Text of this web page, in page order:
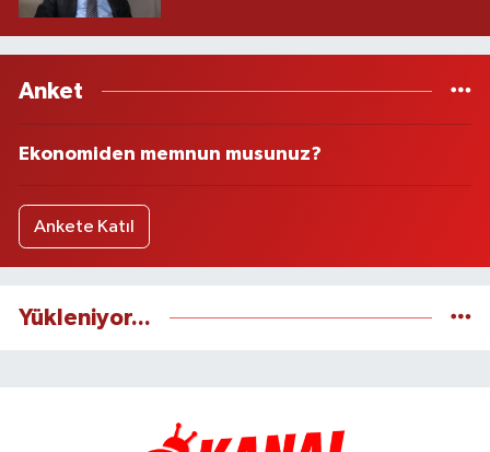
Anket
Ekonomiden memnun musunuz?
Ankete Katıl
Yükleniyor...